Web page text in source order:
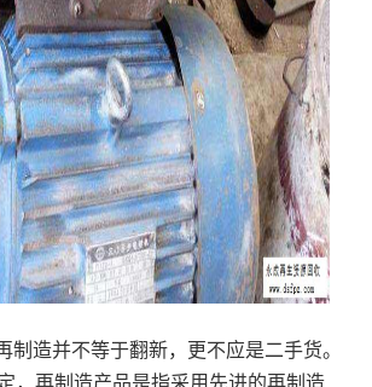
制造并不等于翻新，更不应是二手货。
，再制造产品是指采用先进的再制造